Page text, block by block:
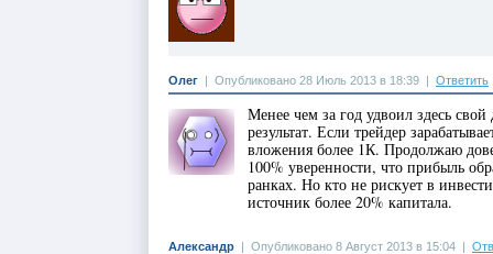
Олег | Опубликовано 28 Июль 2013 в 18:39 | Ответить
Менее чем за год удвоил здесь
результат. Если трейдер
вложения более 1К. Продолжаю
100% уверенности, что прибыль
ранках. Но кто не рискует в
источник более 20% капитала.
Александр | Опубликовано 8 Август 2013 в 15:04 |